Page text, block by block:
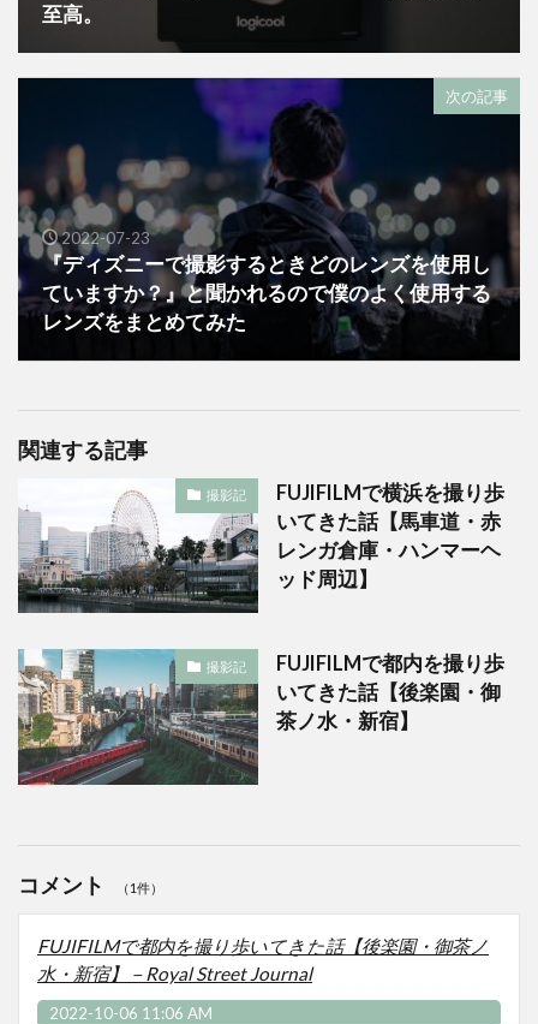
至高。
次の記事
2022-07-23
『ディズニーで撮影するときどのレンズを使用し
ていますか？』と聞かれるので僕のよく使用する
レンズをまとめてみた
関連する記事
撮影記
FUJIFILMで横浜を撮り歩
いてきた話【馬車道・赤
レンガ倉庫・ハンマーヘ
ッド周辺】
撮影記
FUJIFILMで都内を撮り歩
いてきた話【後楽園・御
茶ノ水・新宿】
コメント （1件）
FUJIFILMで都内を撮り歩いてきた話【後楽園・御茶ノ
水・新宿】－Royal Street Journal
2022-10-06 11:06 AM